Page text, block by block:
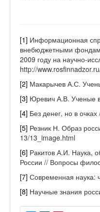
[1] Информационная
внебюджетными
2009 году на научно-
http://
[2] Макарычев А.С.
[3] Юревич А.В. Ученые
[4] Без денег, но в
[5] Резник Н. Образ
13/13_image.html
[6] Ракитов А.И. Наука,
России // Вопросы
[7] Современная наука:
[8] Научные знания